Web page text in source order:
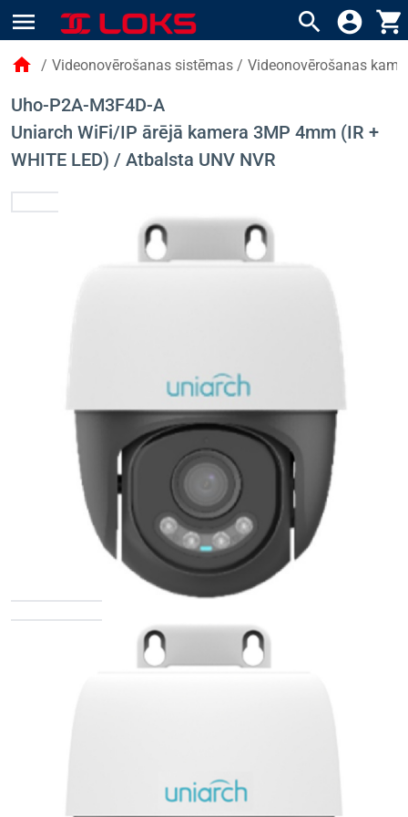
menu search account_circle shopping_cart
home / Videonovērošanas sistēmas / Videonovērošanas
Uho-P2A-M3F4D-A
Uniarch WiFi/IP ārējā kamera 3MP 4mm (IR +
WHITE LED) / Atbalsta UNV NVR